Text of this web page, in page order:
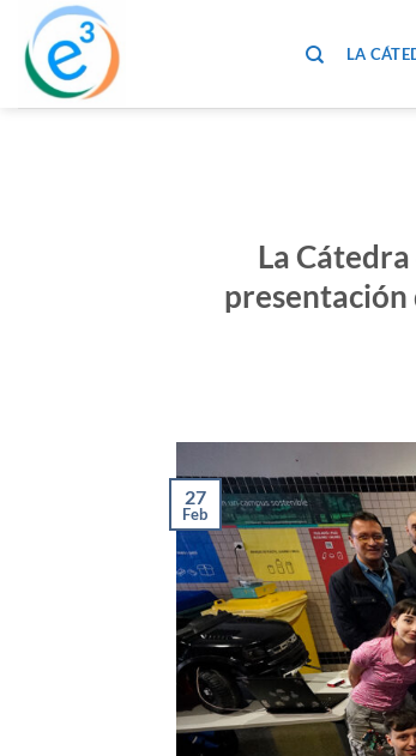
Saltar
contenido
LA
La
presentación
27
Feb